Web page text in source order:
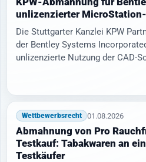
unlizenzierter
Die Stuttgarter Kanzlei KPW
der Bentley Systems
unlizenzierte Nutzung der CAD-
Wettbewerbsrecht 01.08.2026
Abmahnung von Pro
Testkauf: Tabakwaren an
Testkäufer